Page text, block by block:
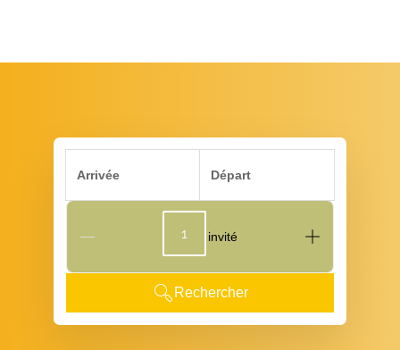
Arrivée Départ
G_People
Rechercher